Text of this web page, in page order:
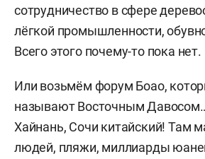
сотрудничество в сфере
лёгкой промышленности,
Всего этого почему-то пока нет.
Или возьмём форум Боао,
называют Восточным
Хайнань, Сочи китайский! Там
людей, пляжи, миллиарды